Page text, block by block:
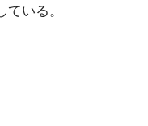
いる。